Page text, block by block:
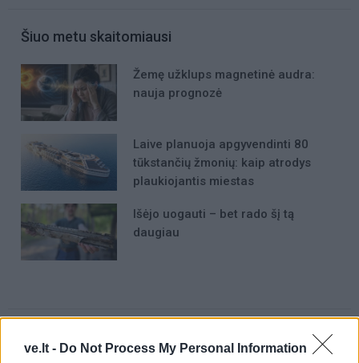
ve.lt - Do Not Process My Personal Information
Šiuo metu skaitomiausi
Žemę užklups magnetinė audra:
nauja prognozė
Laive planuoja apgyvendinti 80
tūkstančių žmonių: kaip atrodys
plaukiojantis miestas
Išėjo uogauti – bet rado šį tą
daugiau